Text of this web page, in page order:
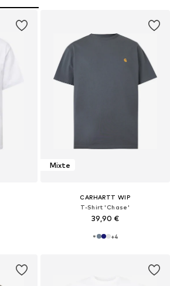
Mixte
CARHARTT WIP
T-Shirt 'Chase'
39,90 €
+4